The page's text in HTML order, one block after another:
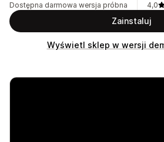
Dostępna darmowa wersja próbna
4,0
Zainstaluj
Wyświetl sklep w wersji